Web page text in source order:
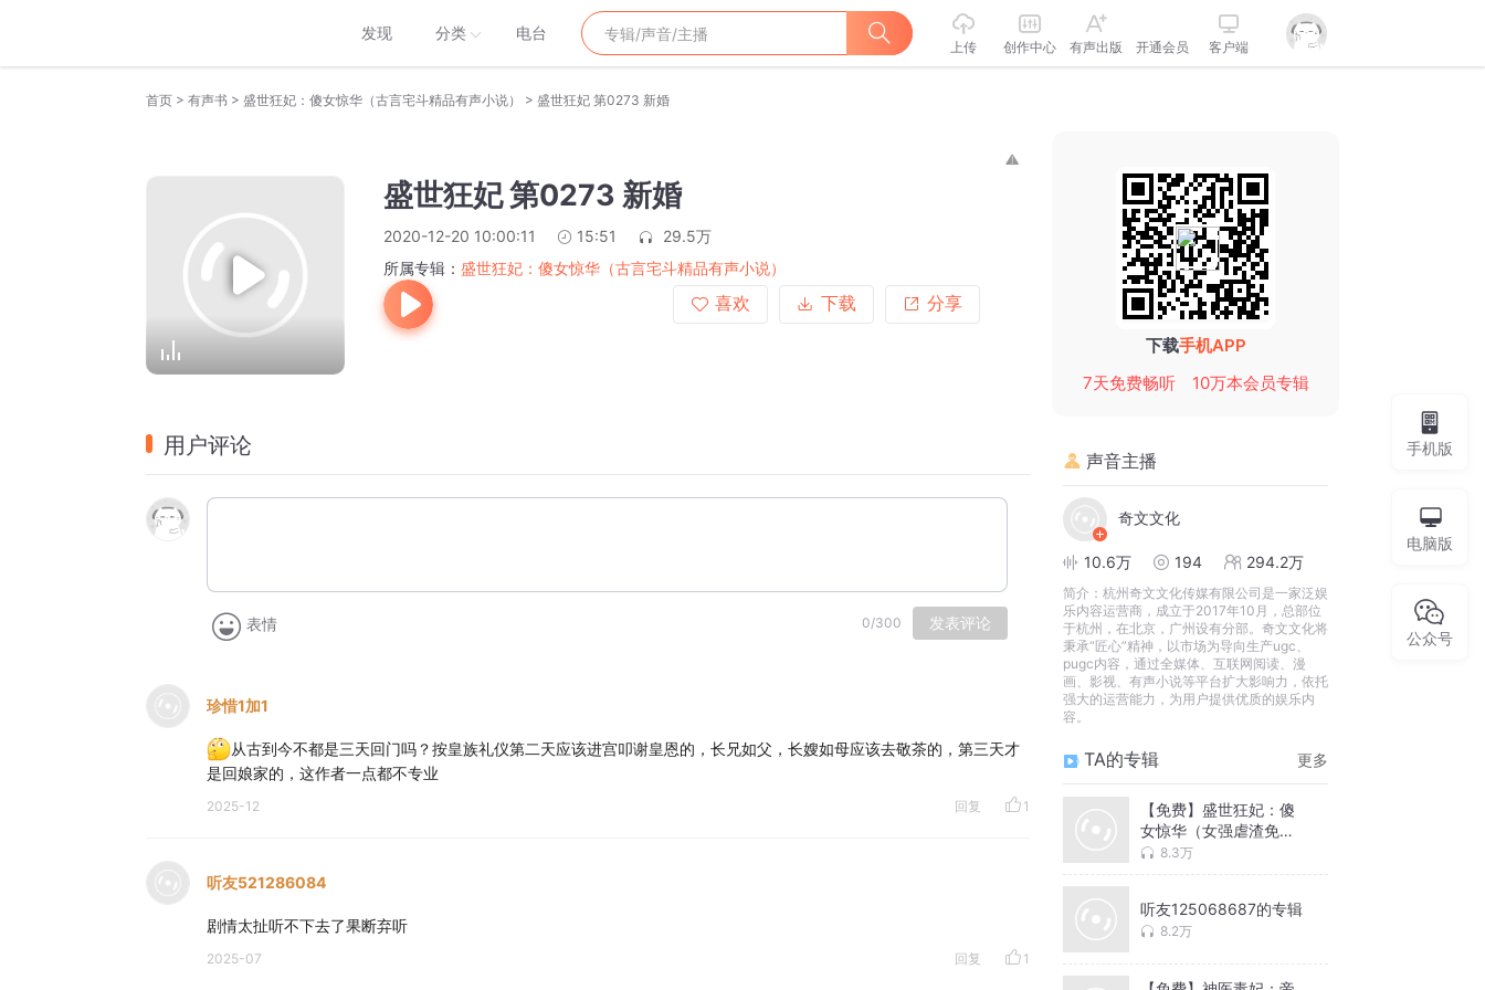
发现 分类 电台
上传 创作中心 有声出版 开通会员 客户端
首页 > 有声书 > 盛世狂妃：傻女惊华（古言宅斗精品有声小说） > 盛世狂妃 第0273 新婚
盛世狂妃 第0273 新婚
2020-12-20 10:00:11 15:51
29.5万
所属专辑： 盛世狂妃：傻女惊华（古言宅斗精品有声小说）
喜欢
下载 分享
用户评论
表情 0/300 发表评论
珍惜1加1
从古到今不都是三天回门吗？按皇族礼仪第二天应该进宫叩谢皇恩的，长兄如父，长嫂如母应该去敬茶的，第三天才
是回娘家的，这作者一点都不专业
2025-12 回复 1
听友521286084
剧情太扯听不下去了果断弃听
2025-07 回复 1
下载手机APP
7天免费畅听
10万本会员专辑
声音主播
奇文文化
10.6万 194 294.2万
简介： 杭州奇文文化传媒有限公司是一家泛娱
乐内容运营商，成立于2017年10月，总部位
于杭州，在北京，广州设有分部。奇文文化将
秉承“匠心”精神，以市场为导向生产ugc、
pugc内容，通过全媒体、互联网阅读、漫
画、影视、有声小说等平台扩大影响力，依托
强大的运营能力，为用户提供优质的娱乐内
容。
TA的专辑 更多
【免费】盛世狂妃：傻
女惊华（女强虐渣免费
有声小说）
8.3万
听友125068687的专辑
8.2万
手机版
电脑版
公众号